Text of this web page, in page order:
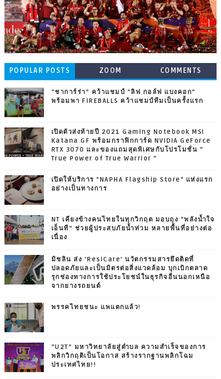
POPULAR POSTS ZOOM COMMENTS
“ชาการ์ร่า” คว้าแชมป์ “ลิฟ กอล์ฟ แบงคอก”
พร้อมพา FIREBALLS คว้าแชมป์ทีมเป็นครั้งแรก
เปิดตัวส่งท้ายปี 2021 Gaming Notebook MSI
Katana GF พร้อมกราฟิกการ์ด NVIDIA GeForce
RTX 3070 และของแถมสุดพิเศษกับโปรโมชั่น “
True Power of True Warrior ”
เปิดให้บริการ "NAPHA Flagship Store" แห่งแรก
อย่างเป็นทางการ
NT เคียงข้างคนไทยในทุกวิกฤต มอบถุง “พลังน้ำใจ
เอ็นที” ช่วยผู้ประสบภัยน้ำท่วม หลายพื้นที่อย่างต่อ
เนื่อง
มิชลิน ส่ง ‘ResiCare’ นวัตกรรมสารยึดติดที่
ปลอดภัยและเป็นมิตรต่อสิ่งแวดล้อม บุกเบิกตลาด
รุกช่องทางการใช้ประโยชน์ในธุรกิจอื่นนอกเหนือ
จากยางรถยนต์
พรรคไทยชนะ แพแตกแล้ว!
“U2T” มหาวิทยาลัยสู่ตำบล ความสำเร็จของการ
พลิกวิกฤติเป็นโอกาส สร้างรากฐานพลิกโฉม
ประเทศไทย!!